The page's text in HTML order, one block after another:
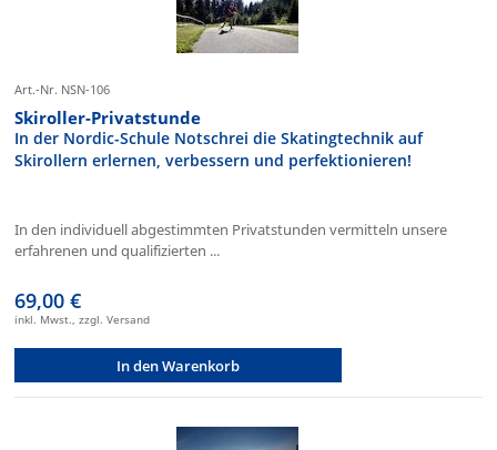
Art.-Nr. NSN-106
Skiroller-Privatstunde
In der Nordic-Schule Notschrei die Skatingtechnik auf
Skirollern erlernen, verbessern und perfektionieren!
In den individuell abgestimmten Privatstunden vermitteln unsere
erfahrenen und qualifizierten ...
69,00 €
inkl. Mwst., zzgl. Versand
In den Warenkorb